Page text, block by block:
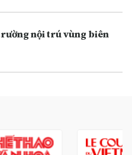
nội trú vùng biên